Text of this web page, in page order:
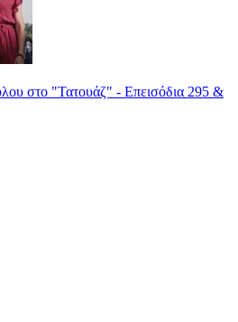
στο "Τατουάζ" - Επεισόδια 295 &